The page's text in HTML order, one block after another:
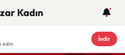
Kadın
edin
İndir